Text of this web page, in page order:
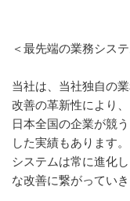
＜最先端の業務シス
当社は、当社独自の
改善の革新性により、
日本全国の企業が競
した実績もあります。
システムは常に進化
な改善に繋がっていき